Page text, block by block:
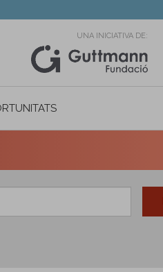
UNA INICIATIVA DE: